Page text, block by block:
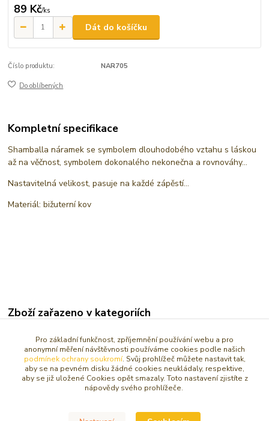
89 Kč/ks
Dát do košíčku
Číslo produktu: NAR705
Do oblíbených
Kompletní specifikace
Shamballa náramek se symbolem dlouhodobého vztahu s láskou
až na věčnost, symbolem dokonalého nekonečna a rovnováhy...
Nastavitelná velikost, pasuje na každé zápěstí...
Materiál: bižuterní kov
Zboží zařazeno v kategoriích
NÁRAMKY
Šperky a ozdoby
Náramky podle BARVY
Pro základní funkčnost, zpříjemnění používání webu a pro
anonymní měření návštěvnosti používáme cookies podle našich
podmínek ochrany soukromí. Svůj prohlížeč můžete nastavit tak,
aby se na pevném disku žádné cookies neukládaly, respektive,
aby se již uložené Cookies opět smazaly. Toto nastavení zjistíte z
nápovědy svého prohlížeče.